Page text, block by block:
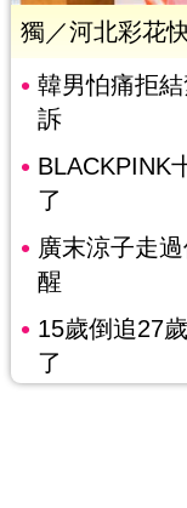
獨／河北彩花
韓男怕痛拒
訴
BLACKPINK
了
廣末涼子走
醒
15歲倒追27
了